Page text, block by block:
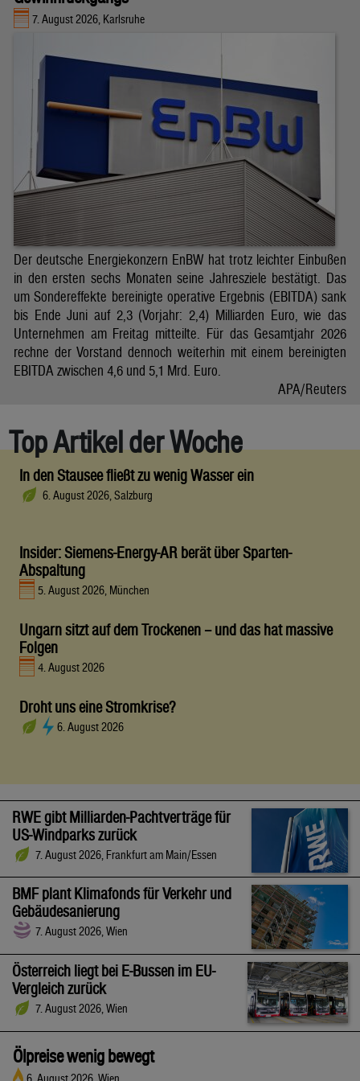
7. August 2026, Karlsruhe
Der deutsche Energiekonzern EnBW hat trotz leichter Einbußen
in den ersten sechs Monaten seine Jahresziele bestätigt. Das
um Sondereffekte bereinigte operative Ergebnis (EBITDA) sank
bis Ende Juni auf 2,3 (Vorjahr: 2,4) Milliarden Euro, wie das
Unternehmen am Freitag mitteilte. Für das Gesamtjahr 2026
rechne der Vorstand dennoch weiterhin mit einem bereinigten
EBITDA zwischen 4,6 und 5,1 Mrd. Euro.
APA/Reuters
Top Artikel der Woche
In den Stausee fließt zu wenig Wasser ein
6. August 2026, Salzburg
Insider: Siemens-Energy-AR berät über Sparten-
Abspaltung
5. August 2026, München
Ungarn sitzt auf dem Trockenen – und das hat massive
Folgen
4. August 2026
Droht uns eine Stromkrise?
6. August 2026
RWE gibt Milliarden-Pachtverträge für
US-Windparks zurück
7. August 2026, Frankfurt am Main/Essen
BMF plant Klimafonds für Verkehr und
Gebäudesanierung
7. August 2026, Wien
Österreich liegt bei E-Bussen im EU-
Vergleich zurück
7. August 2026, Wien
Ölpreise wenig bewegt